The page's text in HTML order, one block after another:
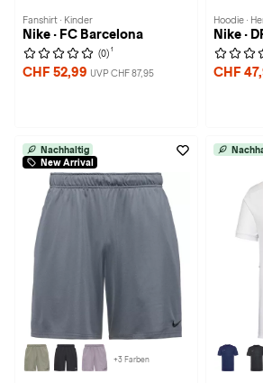
Fanshirt · Kinder
Nike · FC Barcelona
(0) 1
CHF 52,99 UVP CHF 87,95
Hoodie ·
Nike ·
CHF
Nachhaltig
New Arrival
+3 Farben